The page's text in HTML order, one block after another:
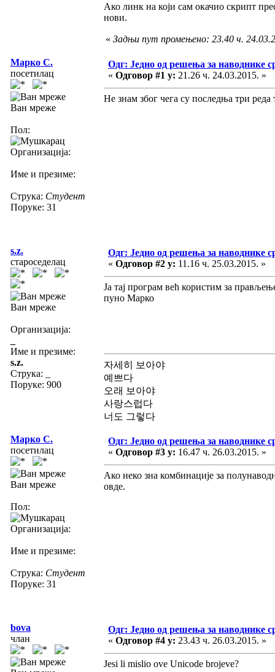
Ако линк на који сам окачио скрипт
нови.
« Задњи пут промењено: 23.40 ч.
Марко С.
посетилац
Ван мреже
Пол:
Организација:
Име и презиме:
Струка: Студент
Поруке: 31
Одг: Једно од решења за наводнике
« Одговор #1 у: 21.26 ч. 24.03.2015. »
Не знам због чега су последња три
s.z.
староседелац
Ван мреже
Организација:
Име и презиме:
s.z.
Струка:
Поруке: 900
Одг: Једно од решења за наводнике
« Одговор #2 у: 11.16 ч. 25.03.2015. »
Ја тај програм већ користим за
пуно Марко
자세히 보아야
예쁘다
오래 보아야
사랑스럽다
너도 그렇다
Марко С.
посетилац
Ван мреже
Пол:
Организација:
Име и презиме:
Струка: Студент
Поруке: 31
Одг: Једно од решења за наводнике
« Одговор #3 у: 16.47 ч. 26.03.2015. »
Ако неко зна комбинације за
овде.
bova
члан
Одг: Једно од решења за наводнике
« Одговор #4 у: 23.43 ч. 26.03.2015. »
Jesi li mislio ove Unicode brojeve?